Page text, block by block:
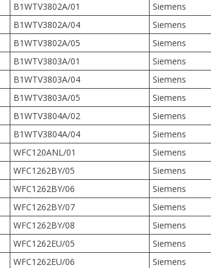
B1WTV3802A/01 Siemens
B1WTV3802A/04 Siemens
B1WTV3802A/05 Siemens
B1WTV3803A/01 Siemens
B1WTV3803A/04 Siemens
B1WTV3803A/05 Siemens
B1WTV3804A/02 Siemens
B1WTV3804A/04 Siemens
WFC120ANL/01 Siemens
WFC1262BY/05 Siemens
WFC1262BY/06 Siemens
WFC1262BY/07 Siemens
WFC1262BY/08 Siemens
WFC1262EU/05 Siemens
WFC1262EU/06 Siemens